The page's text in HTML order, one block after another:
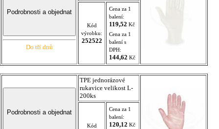
Do tří dnů
Kód
výrobku:
252522
Cena za 1
balení:
119,52 Kč
Cena za 1
balení s
DPH:
144,62 Kč
TPE jednorázové
rukavice velikost L-
200ks
Kód
Cena za 1
balení:
120,12 Kč